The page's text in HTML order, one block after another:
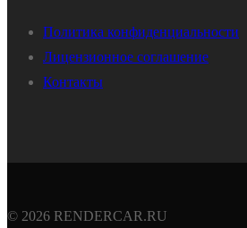
Политика конфиденциальности
Лицензионное соглашение
Контакты
© 2026 RENDERCAR.RU